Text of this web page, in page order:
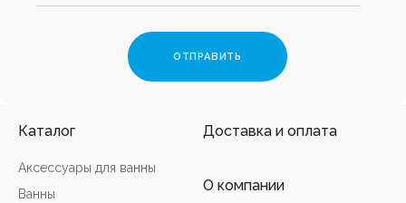
Каталог
Аксессуары для ванны
Ванны
Доставка и оплата
О компании